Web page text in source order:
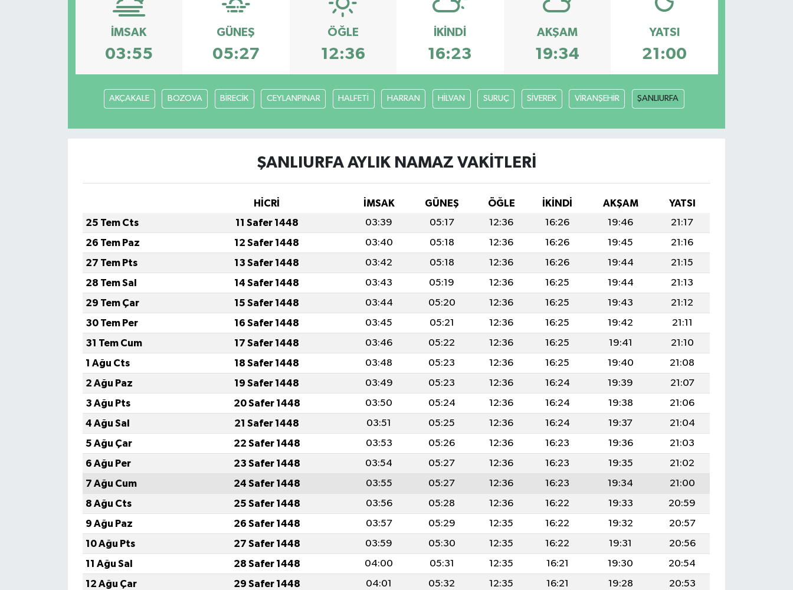
İMSAK
03:55
GÜNEŞ
05:27
ÖĞLE
12:36
İKINDI
16:23
AKŞAM
19:34
YATSI
21:00
AKÇAKALE BOZOVA BİRECİK CEYLANPINAR HALFETİ HARRAN HİLVAN SURUÇ SİVEREK VİRANŞEHİR ŞANLIURFA
ŞANLIURFA AYLIK NAMAZ VAKITLERI
HİCRİ İMSAK GÜNEŞ ÖĞLE İKINDI AKŞAM
YATSI
25 Tem Cts
11 Safer 1448 03:39 05:17 12:36 16:26 19:46
21:17
26 Tem Paz
12 Safer 1448 03:40 05:18 12:36 16:26 19:45
21:16
27 Tem Pts
13 Safer 1448 03:42 05:18 12:36 16:26 19:44
21:15
28 Tem Sal
14 Safer 1448 03:43 05:19 12:36 16:25 19:44
21:13
29 Tem Çar
15 Safer 1448 03:44 05:20 12:36 16:25 19:43
21:12
30 Tem Per
16 Safer 1448 03:45 05:21 12:36 16:25 19:42
21:11
31 Tem Cum
17 Safer 1448 03:46 05:22 12:36 16:25 19:41
21:10
1 Ağu Cts
18 Safer 1448 03:48 05:23 12:36 16:25 19:40
21:08
2 Ağu Paz
19 Safer 1448 03:49 05:23 12:36 16:24 19:39
21:07
3 Ağu Pts
20 Safer 1448 03:50 05:24 12:36 16:24 19:38
21:06
4 Ağu Sal
21 Safer 1448 03:51 05:25 12:36 16:24 19:37
21:04
5 Ağu Çar
22 Safer 1448 03:53 05:26 12:36 16:23 19:36
21:03
6 Ağu Per
23 Safer 1448 03:54 05:27 12:36 16:23 19:35
21:02
7 Ağu Cum
24 Safer 1448 03:55 05:27 12:36 16:23 19:34
21:00
8 Ağu Cts
25 Safer 1448 03:56 05:28 12:36 16:22 19:33
20:59
9 Ağu Paz
26 Safer 1448 03:57 05:29 12:35 16:22 19:32
20:57
10 Ağu Pts
27 Safer 1448 03:59 05:30 12:35 16:22 19:31
20:56
11 Ağu Sal
28 Safer 1448 04:00 05:31 12:35 16:21 19:30
20:54
12 Ağu Çar
29 Safer 1448 04:01 05:32 12:35 16:21 19:28
20:53